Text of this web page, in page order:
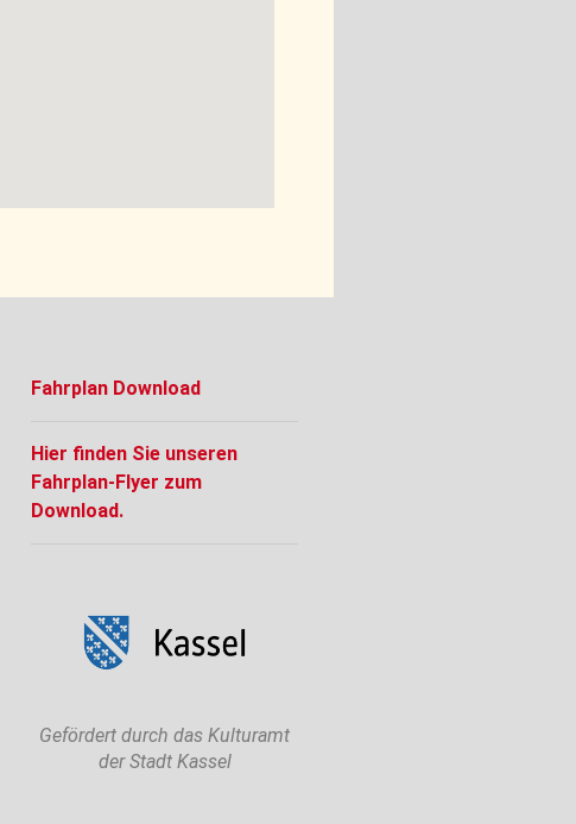
Fahrplan Download
Hier finden Sie unseren
Fahrplan-Flyer zum
Download.
Gefördert durch das Kulturamt
der Stadt Kassel